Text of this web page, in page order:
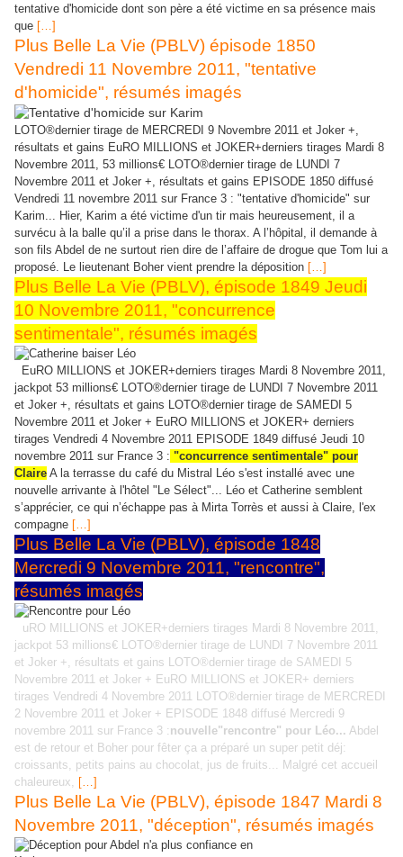
tentative d'homicide dont son père a été victime en sa présence mais
que […]
Plus Belle La Vie (PBLV) épisode 1850
Vendredi 11 Novembre 2011, "tentative
d'homicide", résumés imagés
LOTO®dernier tirage de MERCREDI 9 Novembre 2011 et Joker +,
résultats et gains EuRO MILLIONS et JOKER+derniers tirages Mardi 8
Novembre 2011, 53 millions€ LOTO®dernier tirage de LUNDI 7
Novembre 2011 et Joker +, résultats et gains EPISODE 1850 diffusé
Vendredi 11 novembre 2011 sur France 3 : "tentative d'homicide" sur
Karim... Hier, Karim a été victime d'un tir mais heureusement, il a
survécu à la balle qu’il a prise dans le thorax. A l’hôpital, il demande à
son fils Abdel de ne surtout rien dire de l’affaire de drogue que Tom lui a
proposé. Le lieutenant Boher vient prendre la déposition […]
Plus Belle La Vie (PBLV), épisode 1849 Jeudi
10 Novembre 2011, "concurrence
sentimentale", résumés imagés
EuRO MILLIONS et JOKER+derniers tirages Mardi 8 Novembre 2011,
jackpot 53 millions€ LOTO®dernier tirage de LUNDI 7 Novembre 2011
et Joker +, résultats et gains LOTO®dernier tirage de SAMEDI 5
Novembre 2011 et Joker + EuRO MILLIONS et JOKER+ derniers
tirages Vendredi 4 Novembre 2011 EPISODE 1849 diffusé Jeudi 10
novembre 2011 sur France 3 : "concurrence sentimentale" pour
Claire A la terrasse du café du Mistral Léo s'est installé avec une
nouvelle arrivante à l'hôtel "Le Sélect"... Léo et Catherine semblent
s’apprécier, ce qui n’échappe pas à Mirta Torrès et aussi à Claire, l'ex
compagne […]
Plus Belle La Vie (PBLV), épisode 1848
Mercredi 9 Novembre 2011, "rencontre",
résumés imagés
uRO MILLIONS et JOKER+derniers tirages Mardi 8 Novembre 2011,
jackpot 53 millions€ LOTO®dernier tirage de LUNDI 7 Novembre 2011
et Joker +, résultats et gains LOTO®dernier tirage de SAMEDI 5
Novembre 2011 et Joker + EuRO MILLIONS et JOKER+ derniers
tirages Vendredi 4 Novembre 2011 LOTO®dernier tirage de MERCREDI
2 Novembre 2011 et Joker + EPISODE 1848 diffusé Mercredi 9
novembre 2011 sur France 3 : nouvelle"rencontre" pour Léo... Abdel
est de retour et Boher pour fêter ça a préparé un super petit déj:
croissants, petits pains au chocolat, jus de fruits... Malgré cet accueil
chaleureux,
[…]
Plus Belle La Vie (PBLV), épisode 1847 Mardi 8
Novembre 2011, "déception", résumés imagés